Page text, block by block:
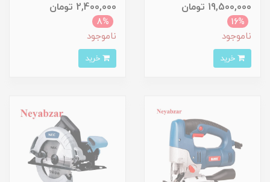
19,500,000 تومان
16%
ناموجود
2,400,000 تومان
8%
ناموجود